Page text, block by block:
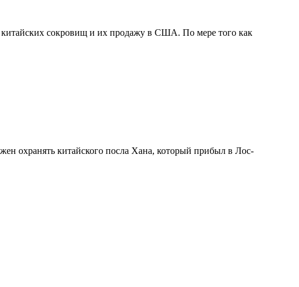
сокровищ и их продажу в США. По мере того как
охранять китайского посла Хана, который прибыл в Лос-